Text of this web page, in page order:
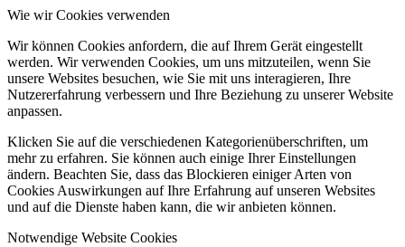
Wie wir Cookies verwenden
Wir können Cookies anfordern, die auf Ihrem Gerät eingestellt
werden. Wir verwenden Cookies, um uns mitzuteilen, wenn Sie
unsere Websites besuchen, wie Sie mit uns interagieren, Ihre
Nutzererfahrung verbessern und Ihre Beziehung zu unserer Website
anpassen.
Klicken Sie auf die verschiedenen Kategorienüberschriften, um
mehr zu erfahren. Sie können auch einige Ihrer Einstellungen
ändern. Beachten Sie, dass das Blockieren einiger Arten von
Cookies Auswirkungen auf Ihre Erfahrung auf unseren Websites
und auf die Dienste haben kann, die wir anbieten können.
Notwendige Website Cookies